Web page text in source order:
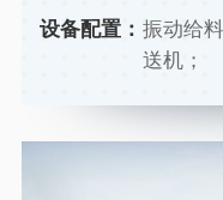
设备配置： 振动给
送机；